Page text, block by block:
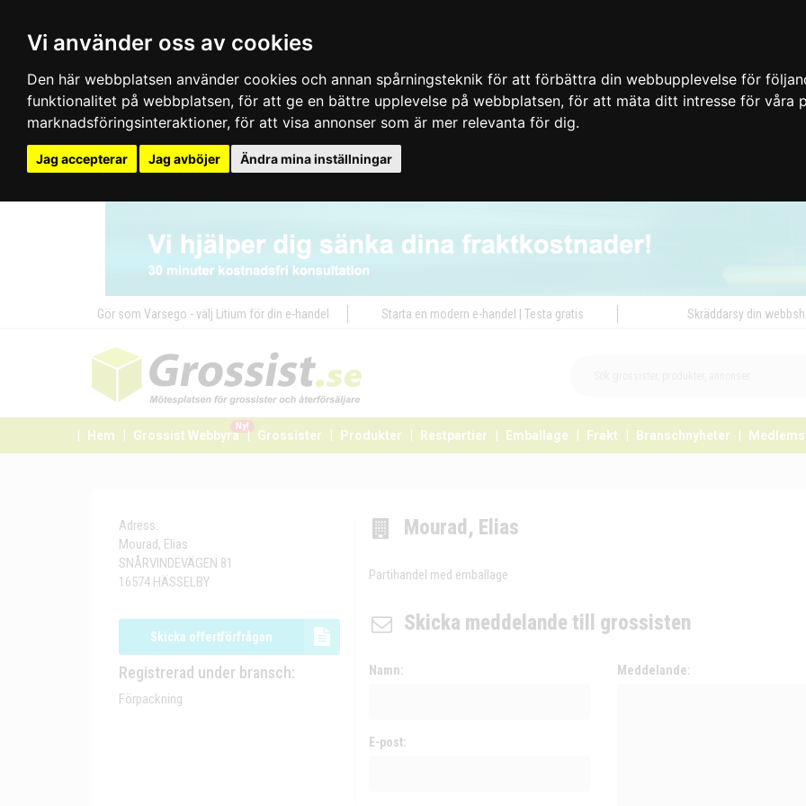
Vi använder oss av cookies
Den här webbplatsen använder cookies och annan spårningsteknik för att förbättra din webbupplevelse för
funktionalitet på webbplatsen, för att ge en bättre upplevelse på webbplatsen, för att mäta ditt intresse för våra
marknadsföringsinteraktioner, för att visa annonser som är mer relevanta för dig.
Jag accepterar Jag avböjer Ändra mina inställningar
Gör som Varsego - välj Litium för din e-handel Starta en modern e-handel | Testa gratis Skräddarsy din
Hem Grossist Webbyrå
Ny!
Grossister Produkter Restpartier Emballage Frakt Branschnyheter
Adress:
Mourad, Elias
SNÅRVINDEVÄGEN 81
16574 HÄSSELBY
Skicka offertförfrågan
Registrerad under bransch:
Förpackning
Mourad, Elias
Partihandel med emballage
Skicka meddelande till grossisten
Namn:
E-post:
Meddelande: